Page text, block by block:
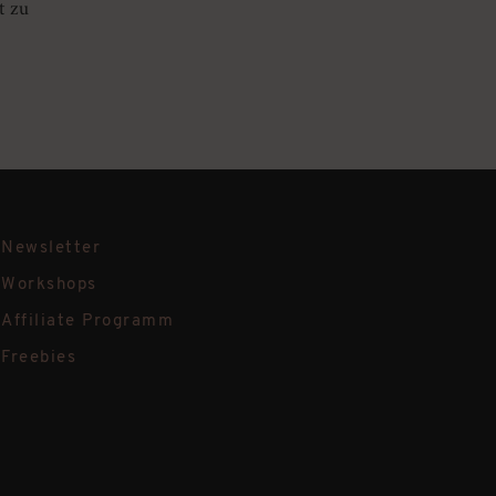
zu
Newsletter
Workshops
Affiliate Programm
Freebies